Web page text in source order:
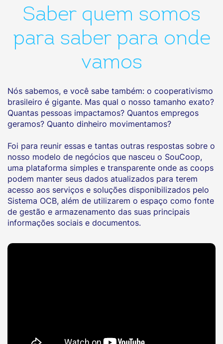
Saber quem somos
para saber para onde
vamos
Nós sabemos, e você sabe também: o cooperativismo
brasileiro é gigante. Mas qual o nosso tamanho exato?
Quantas pessoas impactamos? Quantos empregos
geramos? Quanto dinheiro movimentamos?
Foi para reunir essas e tantas outras respostas sobre o
nosso modelo de negócios que nasceu o SouCoop,
uma plataforma simples e transparente onde as coops
podem manter seus dados atualizados para terem
acesso aos serviços e soluções disponibilizados pelo
Sistema OCB, além de utilizarem o espaço como fonte
de gestão e armazenamento das suas principais
informações sociais e documentos.